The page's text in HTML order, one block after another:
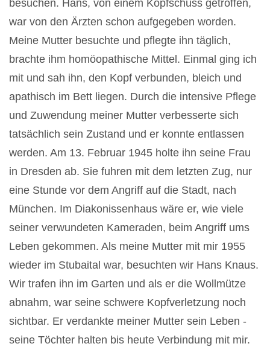
besuchen. Hans, von einem Kopfschuss getroffen,
war von den Ärzten schon aufgegeben worden.
Meine Mutter besuchte und pflegte ihn täglich,
brachte ihm homöopathische Mittel. Einmal ging ich
mit und sah ihn, den Kopf verbunden, bleich und
apathisch im Bett liegen. Durch die intensive Pflege
und Zuwendung meiner Mutter verbesserte sich
tatsächlich sein Zustand und er konnte entlassen
werden. Am 13. Februar 1945 holte ihn seine Frau
in Dresden ab. Sie fuhren mit dem letzten Zug, nur
eine Stunde vor dem Angriff auf die Stadt, nach
München. Im Diakonissenhaus wäre er, wie viele
seiner verwundeten Kameraden, beim Angriff ums
Leben gekommen. Als meine Mutter mit mir 1955
wieder im Stubaital war, besuchten wir Hans Knaus.
Wir trafen ihn im Garten und als er die Wollmütze
abnahm, war seine schwere Kopfverletzung noch
sichtbar. Er verdankte meiner Mutter sein Leben -
seine Töchter halten bis heute Verbindung mit mir.